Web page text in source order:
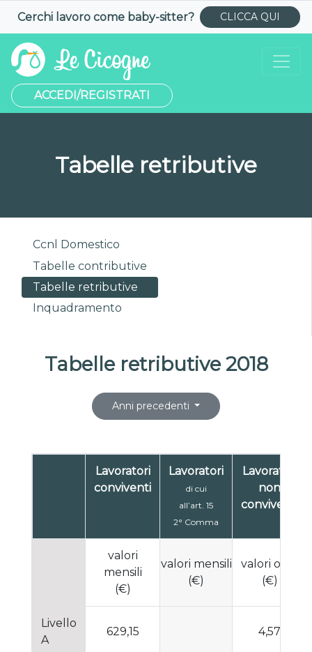
Cerchi lavoro come baby-sitter? CLICCA QUI
ACCEDI/REGISTRATI
Tabelle retributive
Ccnl Domestico
Tabelle contributive
Tabelle retributive
Inquadramento
Tabelle retributive 2018
Anni precedenti
Lavoratori
conviventi
Lavoratori
di cui
all’art. 15
2° Comma
Lavoratori
non
conviventi
valori
mensili
(€)
valori mensili
(€)
valori orari
(€)
Livello
A
629,15 4,57